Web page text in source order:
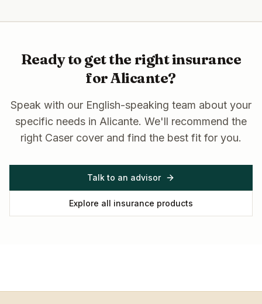
Ready to get the right insurance
forAlicante?
Speak with our English-speaking team about your
specific needs in Alicante. We'll recommend the
right Caser cover and find the best fit for you.
Talk to an advisor
Explore all insurance products